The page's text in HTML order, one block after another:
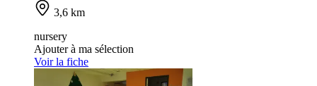
3,6 km
nursery
Ajouter à ma sélection
Voir la fiche